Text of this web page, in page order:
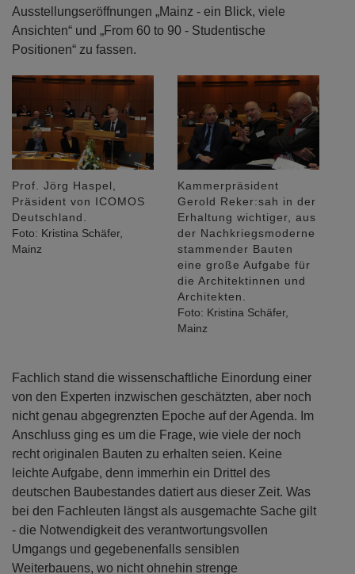
Ausstellungseröffnungen „Mainz - ein Blick, viele
Ansichten“ und „From 60 to 90 - Studentische
Positionen“ zu fassen.
Prof. Jörg Haspel,
Präsident von ICOMOS
Deutschland.
Foto: Kristina Schäfer,
Mainz
Kammerpräsident
Gerold Reker:sah in der
Erhaltung wichtiger, aus
der Nachkriegsmoderne
stammender Bauten
eine große Aufgabe für
die Architektinnen und
Architekten.
Foto: Kristina Schäfer,
Mainz
Fachlich stand die wissenschaftliche Einordung einer
von den Experten inzwischen geschätzten, aber noch
nicht genau abgegrenzten Epoche auf der Agenda. Im
Anschluss ging es um die Frage, wie viele der noch
recht originalen Bauten zu erhalten seien. Keine
leichte Aufgabe, denn immerhin ein Drittel des
deutschen Baubestandes datiert aus dieser Zeit. Was
bei den Fachleuten längst als ausgemachte Sache gilt
- die Notwendigkeit des verantwortungsvollen
Umgangs und gegebenenfalls sensiblen
Weiterbauens, wo nicht ohnehin strenge